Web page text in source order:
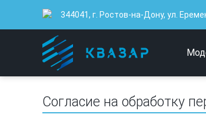
344041, г. Ростов-на-Дону, ул.
Согласие на обработку